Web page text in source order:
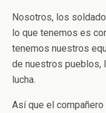
Nosotros, los
lo que tenemos es
tenemos nuestros
de nuestros pueblos,
lucha.
Así que el